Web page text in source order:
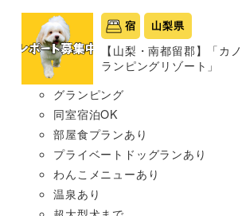
宿 山梨県
【山梨・南都留郡】「カ
ランピングリゾート」
グランピング
同室宿泊OK
部屋食プランあり
プライベートドッグランあり
わんこメニューあり
温泉あり